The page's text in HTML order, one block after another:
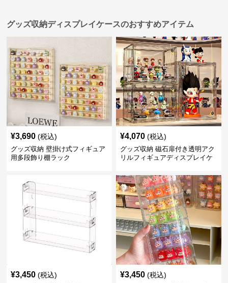
グッズ収納ディスプレイケースのおすすめアイテム
¥3,690 (税込)
グッズ収納 壁掛け式フィギュア
用多段飾り棚ラック
¥4,070 (税込)
グッズ収納 磁石扉付き透明アク
リルフィギュアディスプレイケ
¥3,450 (税込) ¥3,450 (税込)